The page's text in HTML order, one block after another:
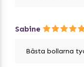
Sabine
Bästa bollarna